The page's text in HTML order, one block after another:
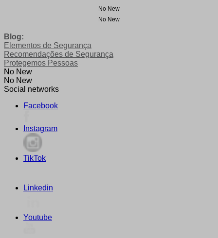
No New
No New
Blog:
Elementos de Segurança
Recomendações de Segurança
Protegemos Pessoas
No New
No New
Social networks
Facebook
Instagram
TikTok
Linkedin
Youtube